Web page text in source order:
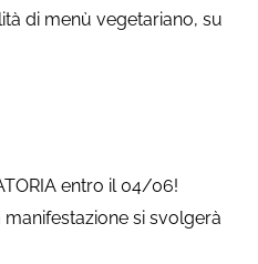
di menù vegetariano, su
entro il 04/06!
si svolgerà